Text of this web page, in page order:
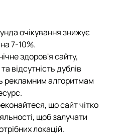
очікування знижує
7-10%.
здоров'я сайту,
відсутність дублів
рекламним алгоритмам
що сайт чітко
щоб залучати
локацій.